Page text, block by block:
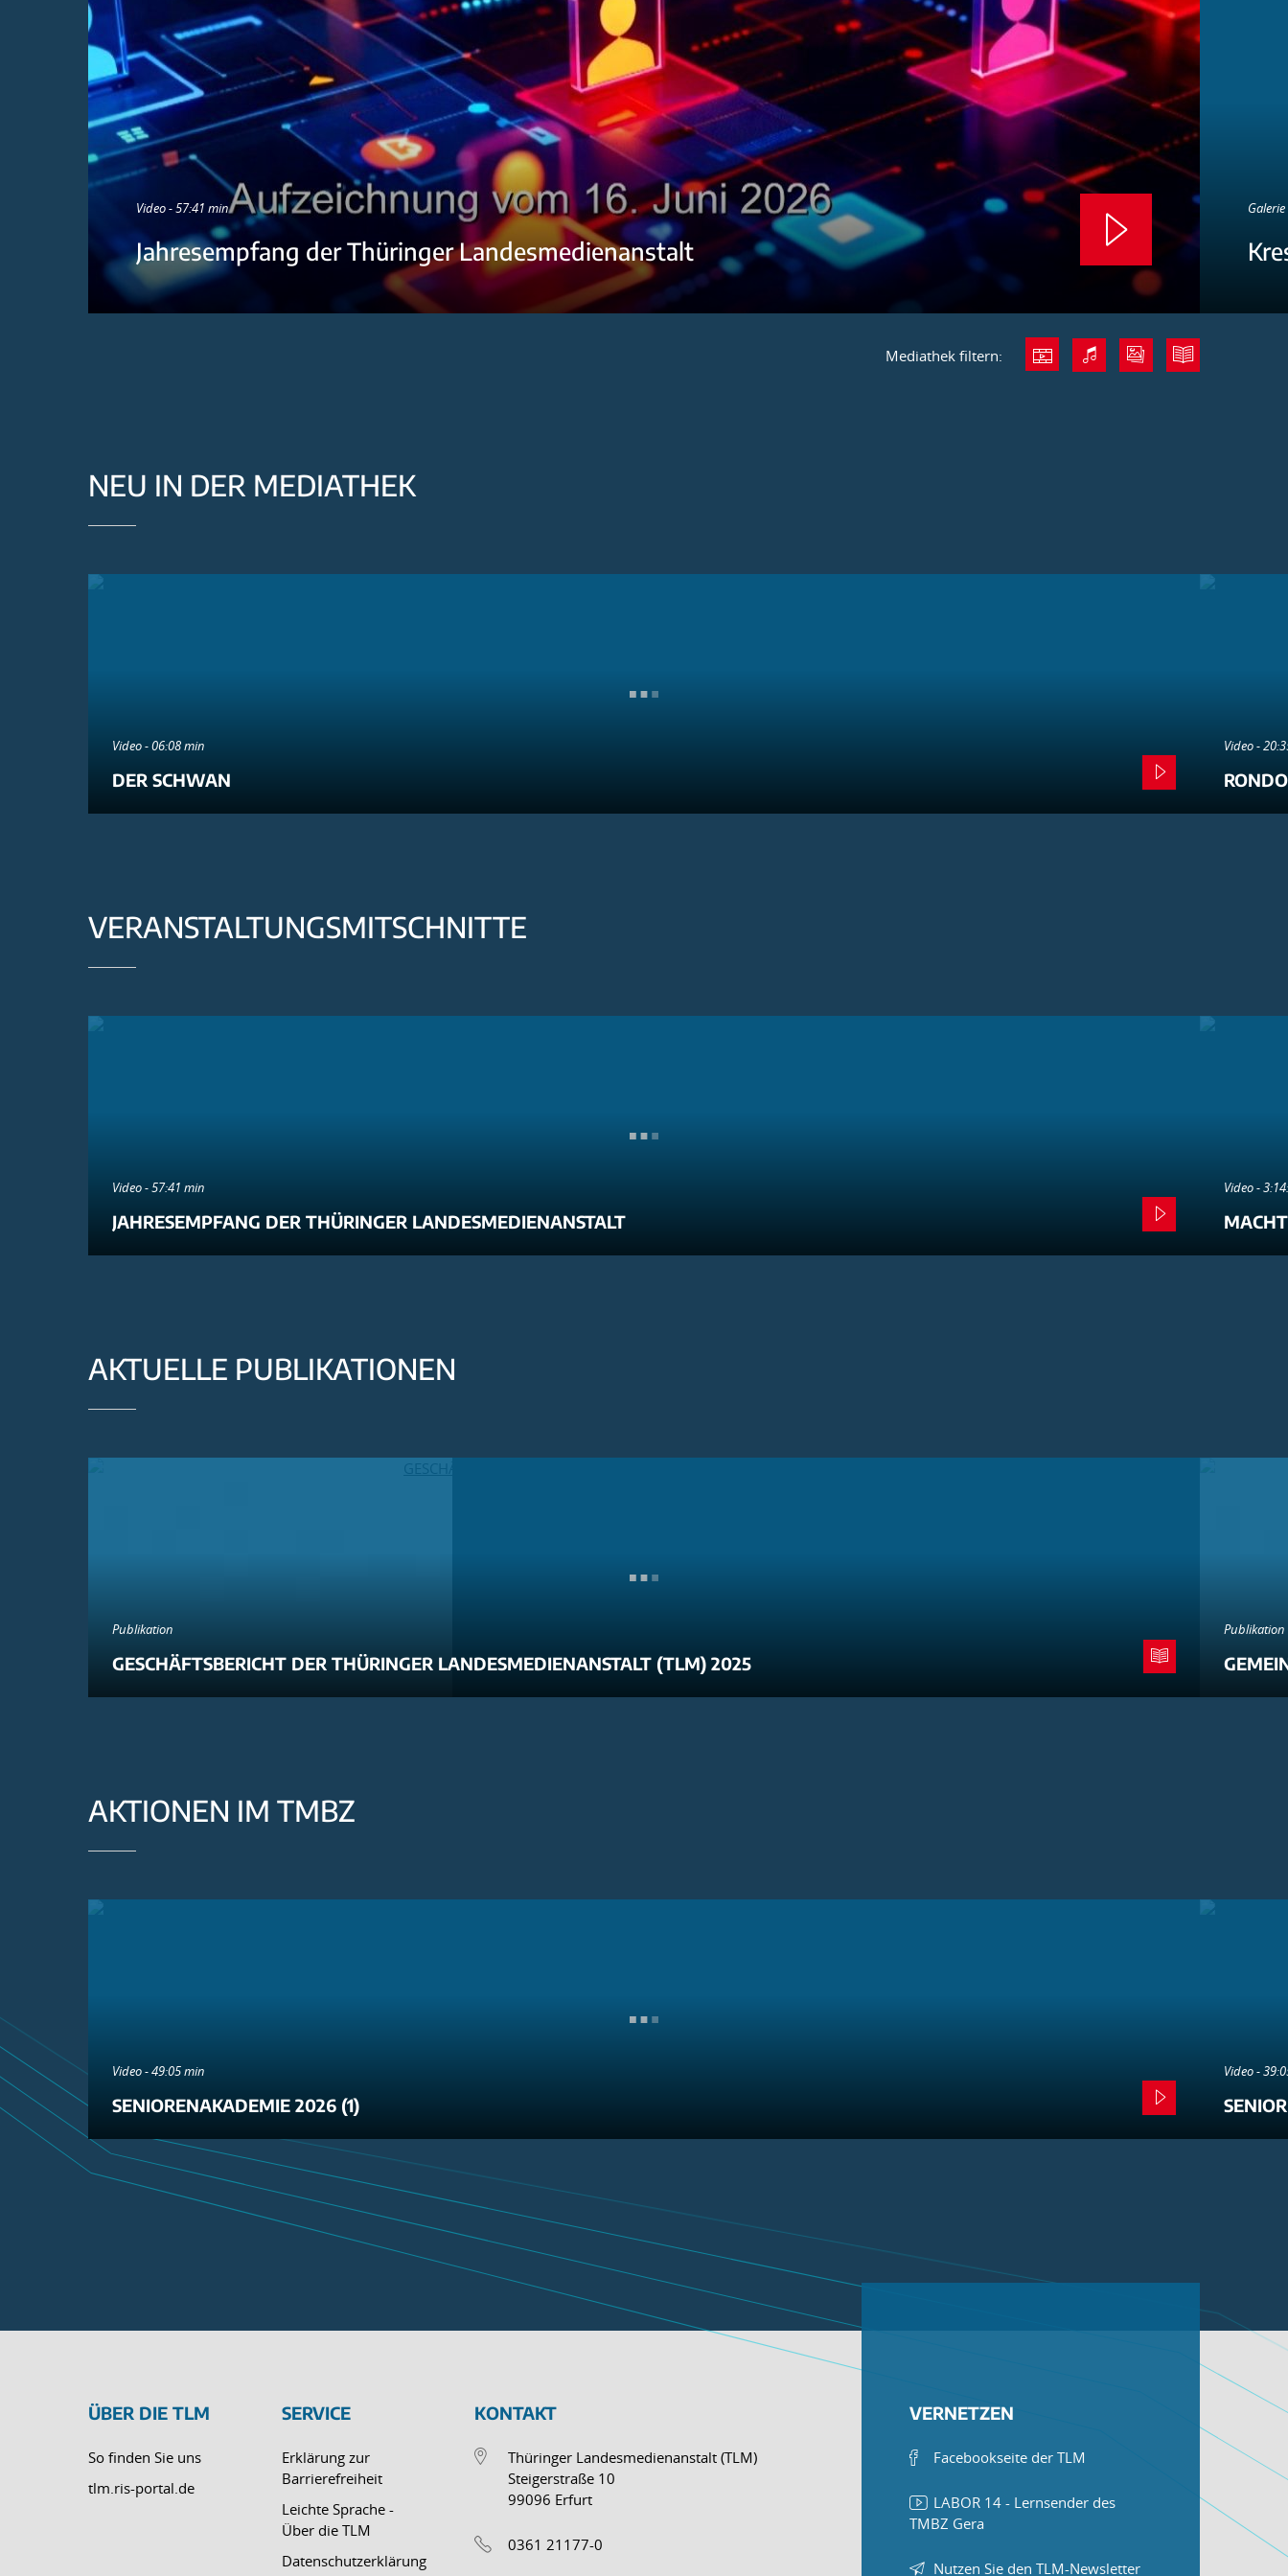
Video - 57:41 min
Jahresempfang der Thüringer Landesmedienanstalt
Mediathek filtern:
NEU IN DER MEDIATHEK
Video - 06:08 min
DER SCHWAN
Video -
VERANSTALTUNGSMITSCHNITTE
Video - 57:41 min
JAHRESEMPFANG DER THÜRINGER LANDESMEDIENANSTALT
Video -
AKTUELLE PUBLIKATIONEN
Publikation
GESCHÄFTSBERICHT DER THÜRINGER LANDESMEDIENANSTALT (TLM) 2025
Publikation
AKTIONEN IM TMBZ
Video - 49:05 min
SENIORENAKADEMIE 2026 (1)
Video -
ÜBER DIE TLM
So finden Sie uns
tlm.ris-portal.de
SERVICE
Erklärung zur
Barrierefreiheit
Leichte Sprache -
Über die TLM
Datenschutzerklärung
KONTAKT
Thüringer Landesmedienanstalt (TLM)
Steigerstraße 10
99096 Erfurt
0361 21177-0
VERNETZEN
Facebookseite der TLM
LABOR 14 - Lernsender des
TMBZ Gera
Nutzen Sie den TLM-Newsletter